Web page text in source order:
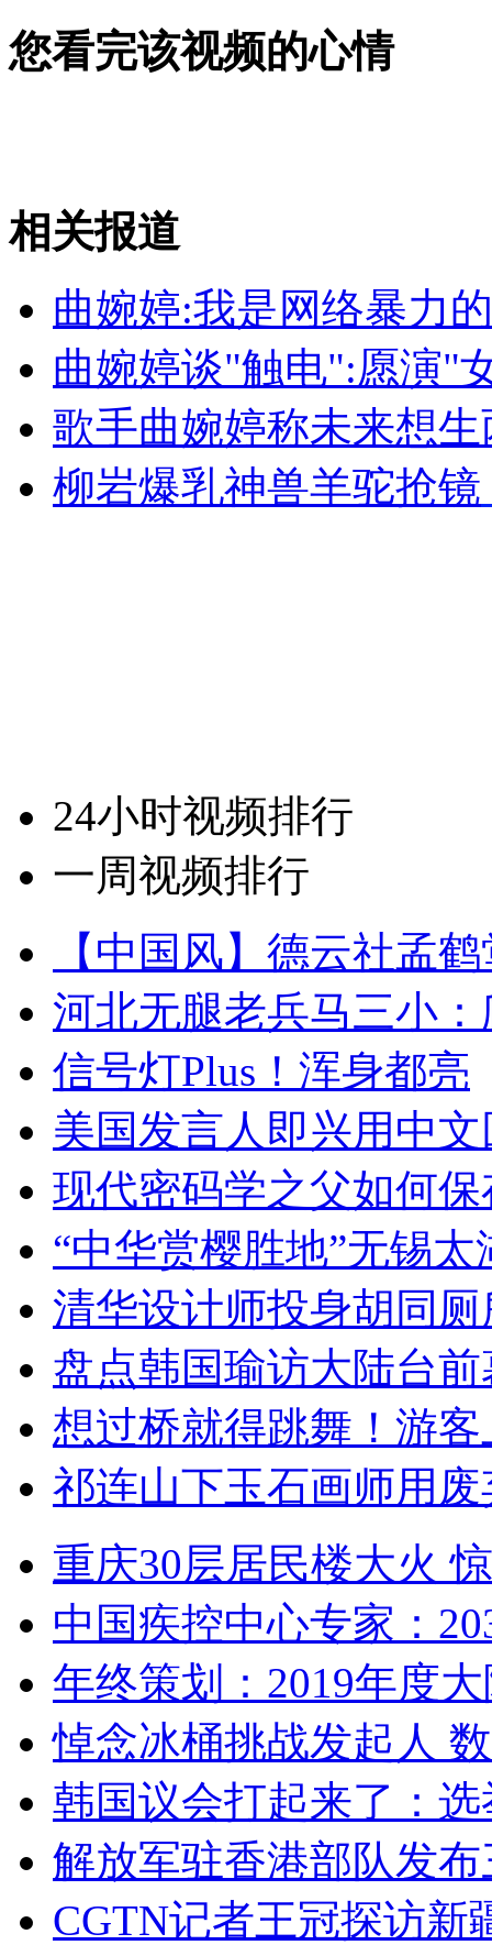
您看完该视频的心情
相关报道
曲婉婷:我是网络暴力
曲婉婷谈"触电":愿演"
歌手曲婉婷称未来想
柳岩爆乳神兽羊驼抢镜
24小时视频排行
一周视频排行
【中国风】德云社孟
河北无腿老兵马三小
信号灯Plus！浑身都亮
美国发言人即兴用中
现代密码学之父如何
“中华赏樱胜地”无锡
清华设计师投身胡同
盘点韩国瑜访大陆台
想过桥就得跳舞！游客
祁连山下玉石画师用
重庆30层居民楼大火
中国疾控中心专家：
年终策划：2019年度
悼念冰桶挑战发起人
韩国议会打起来了：
解放军驻香港部队发
CGTN记者王冠探访新